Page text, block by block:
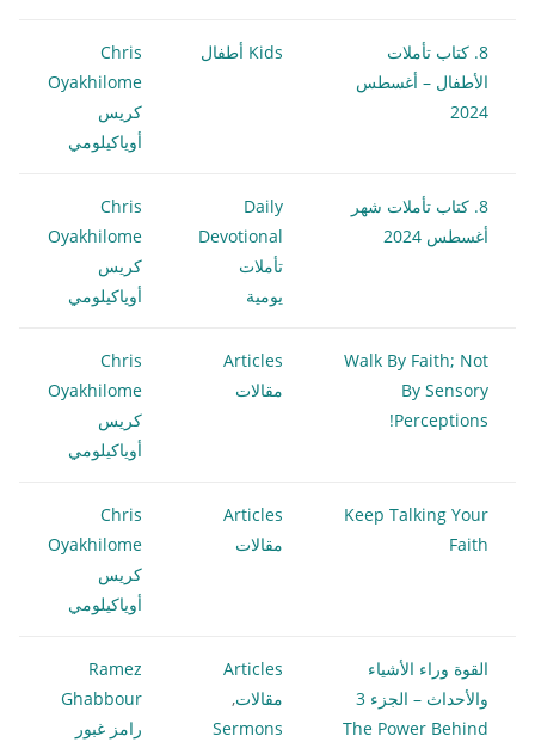
8. كتاب تأملات
الأطفال – أغسطس
2024
Kids أطفال
Chris
Oyakhilome
كريس
أوياكيلومي
8. كتاب تأملات شهر
أغسطس 2024
Daily
Devotional
تأملات
يومية
Chris
Oyakhilome
كريس
أوياكيلومي
Walk By Faith; Not
By Sensory
Perceptions!
Articles
مقالات
Chris
Oyakhilome
كريس
أوياكيلومي
Keep Talking Your
Faith
Articles
مقالات
Chris
Oyakhilome
كريس
أوياكيلومي
القوة وراء الأشياء
والأحداث – الجزء 3
The Power Behind
Articles
مقالات,
Sermons
Ramez
Ghabbour
رامز غبور